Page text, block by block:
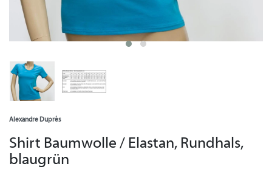
Alexandre Duprés
Shirt Baumwolle / Elastan, Rundhals,
blaugrün